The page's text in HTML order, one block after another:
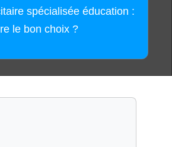
spécialisée éducation :
le bon choix ?